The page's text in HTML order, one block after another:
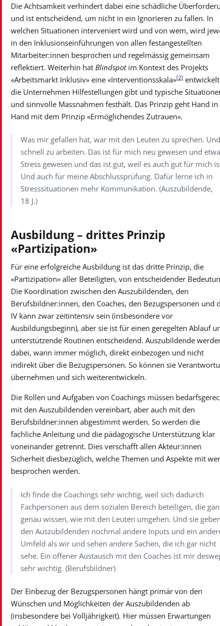
Die Achtsamkeit verhindert dabei eine schädliche
und ist entscheidend, um nicht in ein Ignorieren zu fallen. In
welchen Situationen interveniert wird und von wem, wird
in den Inklusionseinführungen von allen festangestellten
Mitarbeiter:innen besprochen und regelmässig gemeinsam
reflektiert. Weiterhin hat Blindspotim Kontext des Projekts
«Arbeitsmarkt Inklusiv» eine «Interventionsskala»[2]
die Unternehmen Hilfestellungen gibt und typische
und sinnvolle Massnahmen festhält. Das Prinzip geht Hand in
Hand mit dem Prinzip «Ermöglichendes Zutrauen».
Was mir gefallen hat, war mit den Leuten zu sprechen.
schnell zu arbeiten. Das ist für mich neu gewesen und
Stress gewesen und das ist gut, weil es auch gut für mich
Und auch für meine Abschlussprüfung. Dafür lerne ich in
Stresssituationen mehr Kommunikation. (Auszubildende,
18 J.)
Ausbildung – drittes Prinzip
«Partizipation»
Für eine erfolgreiche Ausbildung ist das dritte Prinzip, die
«Partizipation» aller Beteiligten, von entscheidender
Die Koordination zwischen den Auszubildenden, den
Berufsbildner:innen, den Coaches, den Bezugspersonen und
IV kann zwar zeitintensiv sein (insbesondere vor
Ausbildungsbeginn), aber sie ist für einen geregelten Ablauf
unterstützende Routinen entscheidend. Auszubildende
dabei, wann immer möglich, direkt einbezogen und nicht
indirekt über die Bezugspersonen. So können sie
übernehmen und sich weiterentwickeln.
Die Rollen und Aufgaben von Coachings müssen
mit den Auszubildenden vereinbart, aber auch mit den
Berufsbildner:innen abgestimmt werden. So werden die
fachliche Anleitung und die pädagogische Unterstützung klar
voneinander getrennt. Dies verschafft allen Akteur:innen
Sicherheit diesbezüglich, welche Themen und Aspekte mit
besprochen werden.
Ich finde die Coachings sehr wichtig, weil sich dadurch
Fachpersonen aus dem sozialen Bereich beteiligen, die
genau wissen, wie mit den Leuten umgehen. Und sie
den Auszubildenden nochmal andere Inputs und ein
Umfeld als wir und sehen andere Sachen, die ich gar nicht
sehe. Ein offener Austausch mit den Coaches ist mir
sehr wichtig. (Berufsbildner)
Der Einbezug der Bezugspersonen hängt primär von den
Wünschen und Möglichkeiten der Auszubildenden ab
(insbesondere bei Volljährigkeit). Hier müssen Erwartungen